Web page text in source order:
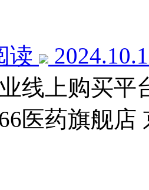
读
线上购买平
医药旗舰店